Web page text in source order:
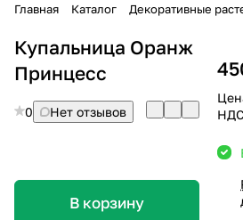
Главная Каталог Декоративные
Купальница Оранж
Принцесс
0 Нет отзывов
В корзину
НДС